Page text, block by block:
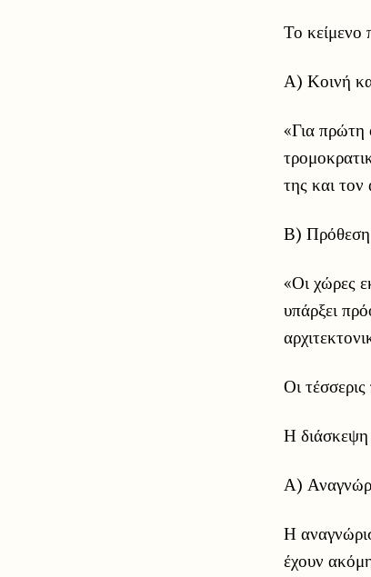
Το κείμενο
Α) Κοινή
«Για πρώτη
της και
Β) Πρόθεση
«Οι χώρες
υπάρξει
Οι
Η διάσκεψη
Α)
Η
έχουν